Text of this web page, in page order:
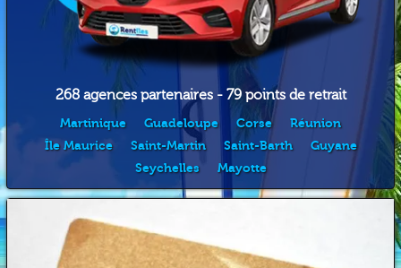
268 agences partenaires - 79 points de retrait
Martinique Guadeloupe Corse
Réunion
Île Maurice
Saint-Martin Saint-Barth
Guyane
Seychelles
Mayotte